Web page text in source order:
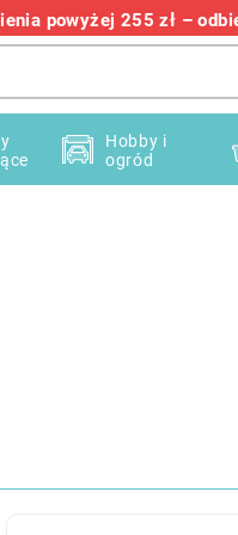
powyżej 255 zł –
732 145 222
Hobby i
ogród